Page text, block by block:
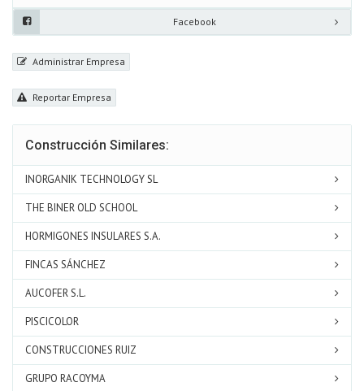
Facebook
Administrar Empresa
Reportar Empresa
Construcción Similares:
INORGANIK TECHNOLOGY SL
THE BINER OLD SCHOOL
HORMIGONES INSULARES S.A.
FINCAS SÁNCHEZ
AUCOFER S.L.
PISCICOLOR
CONSTRUCCIONES RUIZ
GRUPO RACOYMA